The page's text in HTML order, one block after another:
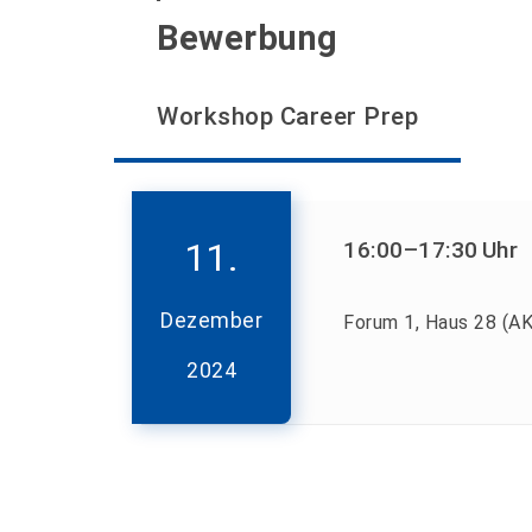
Bewerbung
Workshop Career Prep
11.
Dezember
2024
16:00–17:30 Uhr
Forum 1, Haus 28